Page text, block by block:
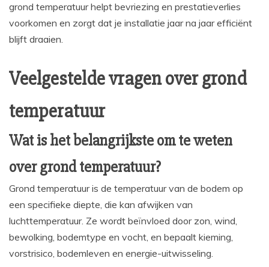
grond temperatuur helpt bevriezing en prestatieverlies
voorkomen en zorgt dat je installatie jaar na jaar efficiënt
blijft draaien.
Veelgestelde vragen over grond
temperatuur
Wat is het belangrijkste om te weten
over grond temperatuur?
Grond temperatuur is de temperatuur van de bodem op
een specifieke diepte, die kan afwijken van
luchttemperatuur. Ze wordt beïnvloed door zon, wind,
bewolking, bodemtype en vocht, en bepaalt kieming,
vorstrisico, bodemleven en energie-uitwisseling.